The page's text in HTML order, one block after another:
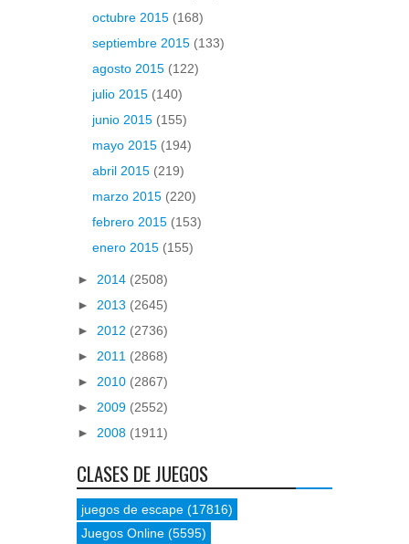
octubre 2015 (168)
septiembre 2015 (133)
agosto 2015 (122)
julio 2015 (140)
junio 2015 (155)
mayo 2015 (194)
abril 2015 (219)
marzo 2015 (220)
febrero 2015 (153)
enero 2015 (155)
► 2014 (2508)
► 2013 (2645)
► 2012 (2736)
► 2011 (2868)
► 2010 (2867)
► 2009 (2552)
► 2008 (1911)
CLASES DE JUEGOS
juegos de escape (17816)
Juegos Online (5595)